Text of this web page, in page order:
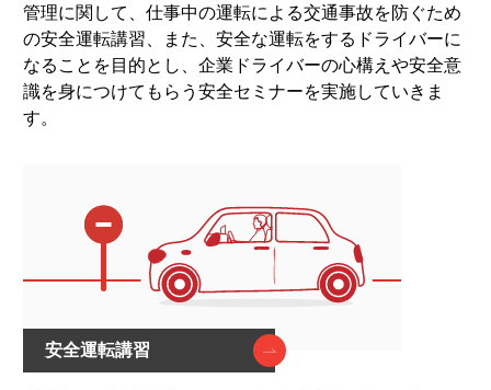
管理に関して、仕事中の運転による交通事故を防ぐため
の安全運転講習、また、安全な運転をするドライバーに
なることを目的とし、企業ドライバーの心構えや安全意
識を身につけてもらう安全セミナーを実施していきま
す。
安全運転講習